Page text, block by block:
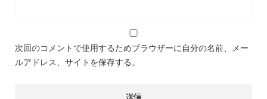
次回のコメントで使用するためブラウザーに自分の名前、メー
ルアドレス、サイトを保存する。